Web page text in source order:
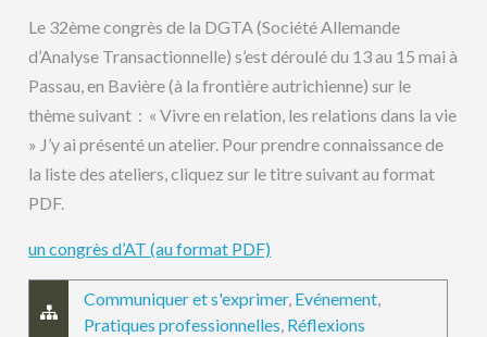
Le 32ème congrès de la DGTA (Société Allemande
d’Analyse Transactionnelle) s’est déroulé du 13 au 15 mai à
Passau, en Bavière (à la frontière autrichienne) sur le
thème suivant : « Vivre en relation, les relations dans la vie
» J’y ai présenté un atelier. Pour prendre connaissance de
la liste des ateliers, cliquez sur le titre suivant au format
PDF.
un congrès d’AT (au format PDF)
Communiquer et s'exprimer, Evénement,
Pratiques professionnelles, Réflexions